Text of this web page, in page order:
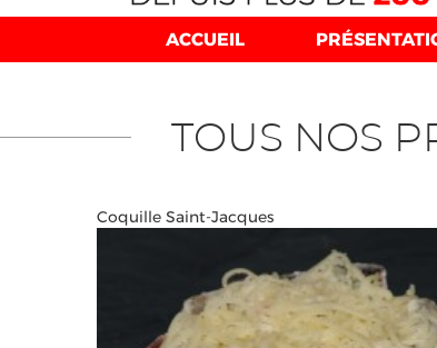
ACCUEIL
TOUS NOS
Coquille Saint-Jacques